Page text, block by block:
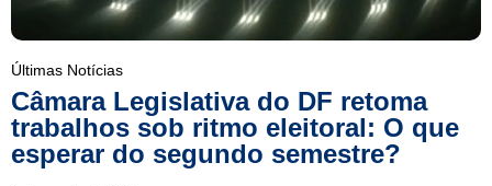
Últimas Notícias
Câmara Legislativa do DF retoma
trabalhos sob ritmo eleitoral: O que
esperar do segundo semestre?